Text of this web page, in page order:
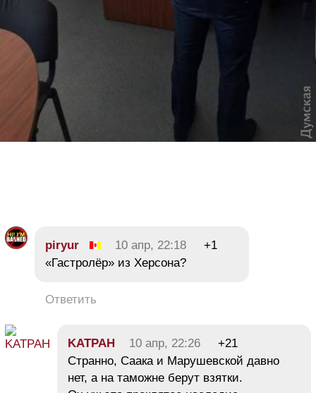
piryur 10 апр, 22:18
+1
«Гастролёр» из Херсона?
Ответить
KATPAH 10 апр, 22:26
+21
Странно, Саака и Марушевской давно
нет, а на таможне берут взятки.